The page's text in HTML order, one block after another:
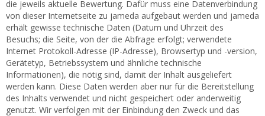
die jeweils aktuelle Bewertung. Dafür muss eine Datenverbindung
von dieser Internetseite zu jameda aufgebaut werden und jameda
erhält gewisse technische Daten (Datum und Uhrzeit des
Besuchs; die Seite, von der die Abfrage erfolgt; verwendete
Internet Protokoll-Adresse (IP-Adresse), Browsertyp und -version,
Gerätetyp, Betriebssystem und ähnliche technische
Informationen), die nötig sind, damit der Inhalt ausgeliefert
werden kann. Diese Daten werden aber nur für die Bereitstellung
des Inhalts verwendet und nicht gespeichert oder anderweitig
genutzt. Wir verfolgen mit der Einbindung den Zweck und das